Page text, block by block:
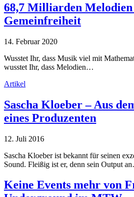
68,7 Milliarden
Gemeinfreiheit
14. Februar 2020
Wusstet Ihr, dass Musik viel mit
wusstet Ihr, dass Melodien…
Artikel
Sascha Kloeber – Aus
eines Produzenten
12. Juli 2016
Sascha Kloeber ist bekannt für seinen
Sound. Fleißig ist er, denn sein Output
Keine Events mehr von